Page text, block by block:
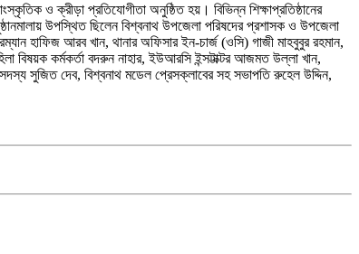
ও ক্রীড়া প্রতিযোগীতা অনুষ্ঠিত হয়। বিভিন্ন শিক্ষাপ্রতিষ্ঠানের
উপস্থিত ছিলেন বিশ্বনাথ উপজেলা পরিষদের প্রশাসক ও উপজেলা
হাফিজ আরব খান, থানার অফিসার ইন-চার্জ (ওসি) গাজী মাহবুবুর রহমান,
বিষয়ক কর্মকর্তা বদরুন নাহার, ইউআরসি ইন্সট্টাক্টর আজমত উল্লা খান,
সুজিত দেব, বিশ্বনাথ মডেল প্রেসক্লাবের সহ সভাপতি রুহেল উদ্দিন,